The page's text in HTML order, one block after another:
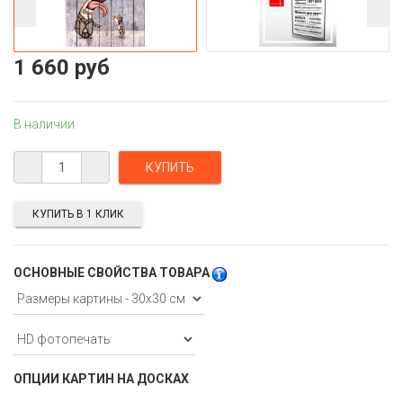
1 660 руб
В наличии
ОСНОВНЫЕ СВОЙСТВА ТОВАРА
ОПЦИИ КАРТИН НА ДОСКАХ
КУПИТЬ В 1 КЛИК